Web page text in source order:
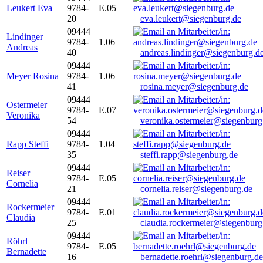
Leukert Eva
9784-
20
E.05
eva.leukert@siegenburg.de
Lindinger
Andreas
09444
9784-
40
1.06
Meyer Rosina
09444
9784-
41
1.06
rosina.meyer@siegenburg.de
Ostermeier
Veronika
09444
9784-
54
E.07
Rapp Steffi
09444
9784-
35
1.04
steffi.rapp@siegenburg.de
Reiser
Cornelia
09444
9784-
21
E.05
cornelia.reiser@siegenburg.de
Rockermeier
Claudia
09444
9784-
25
E.01
Röhrl
Bernadette
09444
9784-
16
E.05
bernadette.roehrl@siegenburg.de